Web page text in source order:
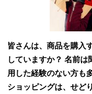
皆さんは、商品を購入
していますか？ 名前は
用した経験のない方も
ショッピングは、せど